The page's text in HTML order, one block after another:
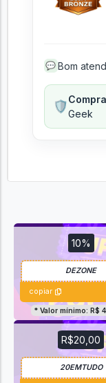
💬 Bom
🛡️
Geek
10%
copiar
* Valor mínimo: R$
R$20,00